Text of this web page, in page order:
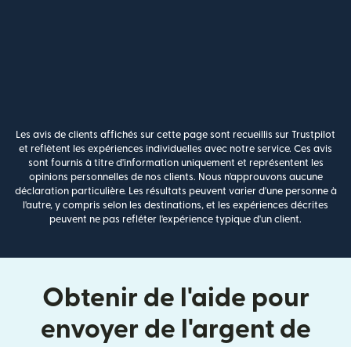
Les avis de clients affichés sur cette page sont recueillis sur Trustpilot
et reflètent les expériences individuelles avec notre service. Ces avis
sont fournis à titre d'information uniquement et représentent les
opinions personnelles de nos clients. Nous n'approuvons aucune
déclaration particulière. Les résultats peuvent varier d'une personne à
l'autre, y compris selon les destinations, et les expériences décrites
peuvent ne pas refléter l'expérience typique d'un client.
Obtenir de l'aide pour
envoyer de l'argent de